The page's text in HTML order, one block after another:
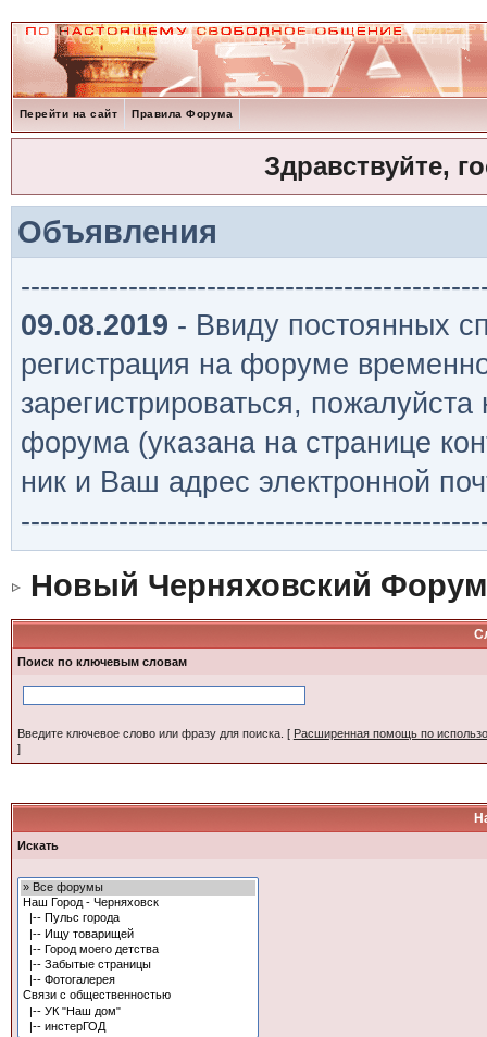
Перейти на сайт Правила Форума
Здравствуйте,
Объявления
09.08.2019 - Ввиду постоянных
регистрация на форуме
зарегистрироваться,
форума (указана на странице
ник и Ваш адрес электронной
Новый Черняховский Форум
Поиск по ключевым словам
Введите ключевое слово или фразу для поиска. [ Расширенная помощь по
]
Искать